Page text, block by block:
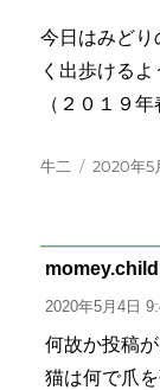
今日はみど
く出歩ける
（２０１９年
投
牛二
投
2020年5
momey.child
2020年5月4日
何故か投稿が
猫は何で爪